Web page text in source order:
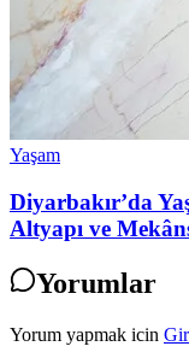
Yaşam
Diyarbakır’da
Altyapı ve
Yorumlar
Yorum yapmak icin